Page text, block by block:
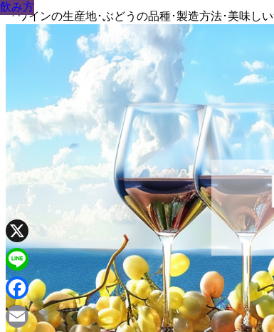
『ワインの生産地･ぶどうの品種･製造方法･美味し
飲み方
飲み方
飲み方
飲み方
飲み方
飲み方
飲み方
飲み方
飲み方
X
Line
Facebook